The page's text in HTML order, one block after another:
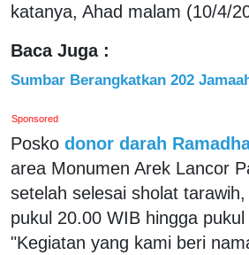
katanya, Ahad malam (10/4/
Baca Juga :
Sumbar Berangkatkan 202
Sponsored
Posko donor darah
area Monumen Arek Lancor
setelah selesai sholat
pukul 20.00 WIB hingga
"Kegiatan yang kami beri